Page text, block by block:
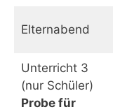
Elternabend
Unterricht 3
(nur Schüler)
Probe für